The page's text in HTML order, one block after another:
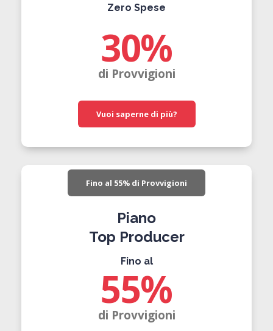
Zero Spese
di Provvigioni
30%
Vuoi saperne di più?
Fino al 55% di Provvigioni
Piano
Top Producer
Fino al
di Provvigioni
55%